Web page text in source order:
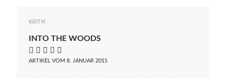
KRITIK
INTO THE WOODS
    
ARTIKEL VOM 8. JANUAR 2015